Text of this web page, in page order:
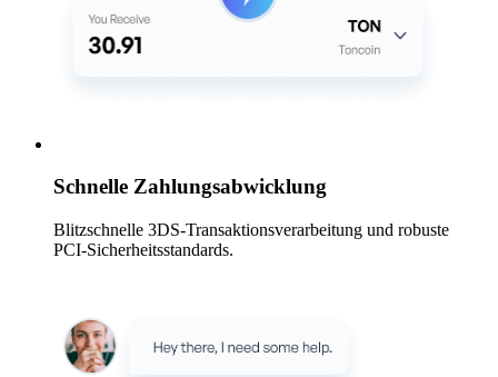
Schnelle Zahlungsabwicklung
Blitzschnelle 3DS-Transaktionsverarbeitung und robuste
PCI-Sicherheitsstandards.